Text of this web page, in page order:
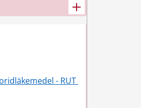
- RUT